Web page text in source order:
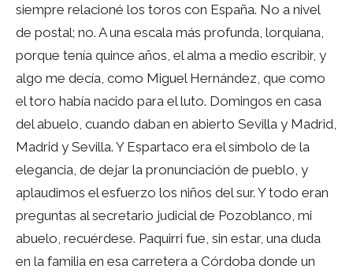
siempre relacioné los toros con España. No a nivel
de postal; no. A una escala más profunda, lorquiana,
porque tenía quince años, el alma a medio escribir, y
algo me decía, como Miguel Hernández, que como
el toro había nacido para el luto. Domingos en casa
del abuelo, cuando daban en abierto Sevilla y Madrid,
Madrid y Sevilla. Y Espartaco era el símbolo de la
elegancia, de dejar la pronunciación de pueblo, y
aplaudimos el esfuerzo los niños del sur. Y todo eran
preguntas al secretario judicial de Pozoblanco, mi
abuelo, recuérdese. Paquirri fue, sin estar, una duda
en la familia en esa carretera a Córdoba donde un